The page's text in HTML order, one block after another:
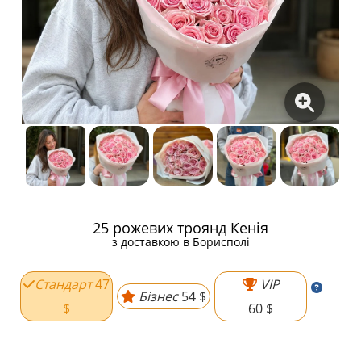
25 рожевих троянд Кенія
з доставкою в Борисполі
Стандарт47
$
Бізнес 54 $
VIP
60 $